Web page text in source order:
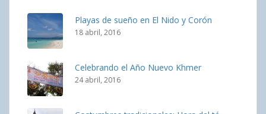
Playas de sueño en El Nido y Corón
18 abril, 2016
Celebrando el Año Nuevo Khmer
24 abril, 2016